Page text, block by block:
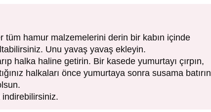
tüm hamur malzemelerini derin bir kabın içinde
Unu yavaş yavaş ekleyin.
halka haline getirin. Bir kasede yumurtayı çırpın,
halkaları önce yumurtaya sonra susama batırın
indirebilirsiniz.